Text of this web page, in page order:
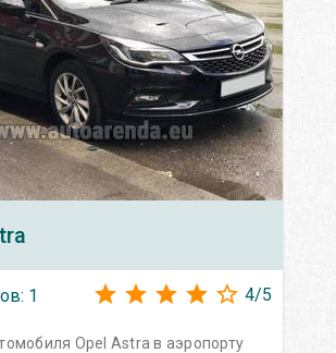
1 4/5
Opel Astra в аэропорту